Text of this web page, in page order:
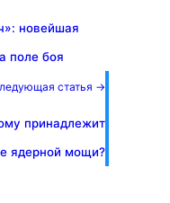
новейшая
поле боя
статья →
принадлежит
ядерной мощи?